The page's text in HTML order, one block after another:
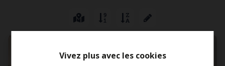
Vivez plus avec les cookies